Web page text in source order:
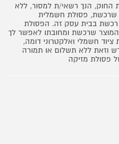
החוק, הנך רשאי/ת למסור, ללא
שרכשת, פסולת חשמלית
רכשת בבית עסק זה. הפסולת
שרכשת ומחובתו לאפשר לך
חשמלי ואלקטרוני דומה,
וזאת ללא תשלום או תמורה
פסולת מזיקה